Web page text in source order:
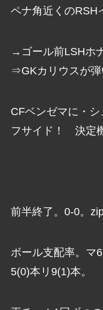
ペナ角近くのRSH
→ゴール前LSHホ
⇒GKカリウスが
CFベンゼマに・
フサイド！ 決定
前半終了。0-0。zip
ボール支配率。マ
5(0)本リ9(1)本。